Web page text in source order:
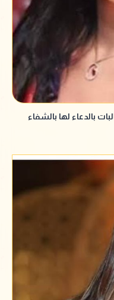
بالدعاء لها بالشفاء